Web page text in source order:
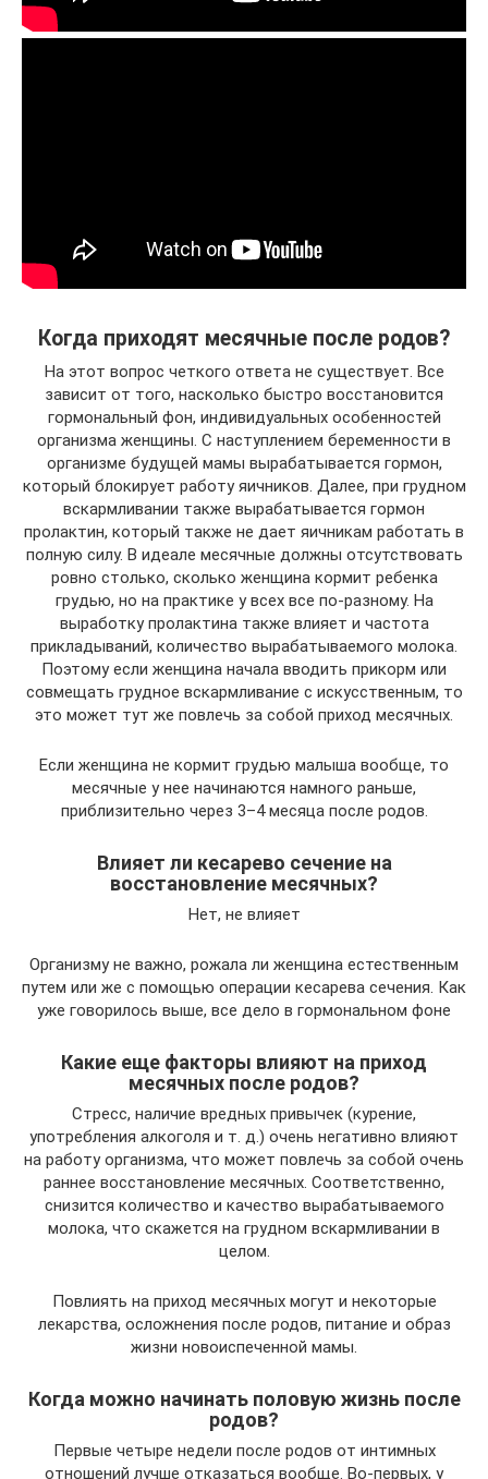
Когда приходят месячные после родов?
На этот вопрос четкого ответа не существует. Все
зависит от того, насколько быстро восстановится
гормональный фон, индивидуальных особенностей
организма женщины. С наступлением беременности в
организме будущей мамы вырабатывается гормон,
который блокирует работу яичников. Далее, при грудном
вскармливании также вырабатывается гормон
пролактин, который также не дает яичникам работать в
полную силу. В идеале месячные должны отсутствовать
ровно столько, сколько женщина кормит ребенка
грудью, но на практике у всех все по-разному. На
выработку пролактина также влияет и частота
прикладываний, количество вырабатываемого молока.
Поэтому если женщина начала вводить прикорм или
совмещать грудное вскармливание с искусственным, то
это может тут же повлечь за собой приход месячных.
Если женщина не кормит грудью малыша вообще, то
месячные у нее начинаются намного раньше,
приблизительно через 3–4 месяца после родов.
Влияет ли кесарево сечение на
восстановление месячных?
Нет, не влияет
Организму не важно, рожала ли женщина естественным
путем или же с помощью операции кесарева сечения. Как
уже говорилось выше, все дело в гормональном фоне
Какие еще факторы влияют на приход
месячных после родов?
Стресс, наличие вредных привычек (курение,
употребления алкоголя и т. д.) очень негативно влияют
на работу организма, что может повлечь за собой очень
раннее восстановление месячных. Соответственно,
снизится количество и качество вырабатываемого
молока, что скажется на грудном вскармливании в
целом.
Повлиять на приход месячных могут и некоторые
лекарства, осложнения после родов, питание и образ
жизни новоиспеченной мамы.
Когда можно начинать половую жизнь после
родов?
Первые четыре недели после родов от интимных
отношений лучше отказаться вообще. Во-первых, у